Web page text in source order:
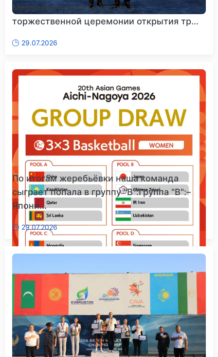
Мирзиёев принял участие в
торжественной церемонии открытия тр...
29.07.2026
По итогам жеребьёвки наша команда
сыграет попала в группу "B":Группа "B":–
Япони...
29.07.2026